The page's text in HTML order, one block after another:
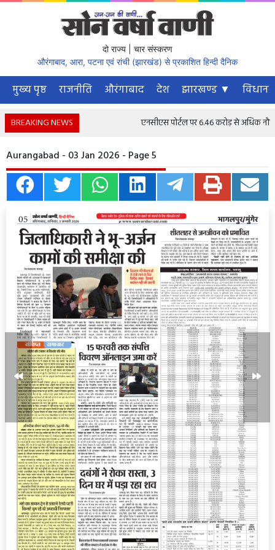
दो राज्य | चार संस्करण
औरंगाबाद, आरा, पटना एवं रांची (झारखंड) से प्रकाशित हिन्दी दैनिक
मुख्य पृष्ठ राजनीति औरंगाबाद देश झारखण्ड ▼
BREAKING NEWS एनसीएस पोर्टल पर 6.46 करोड़ से अधिक
Aurangabad - 03 Jan 2026 - Page 5